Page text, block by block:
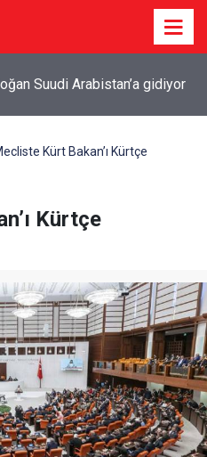
Suudi Arabistan’a gidiyor
Kürt Bakan’ı Kürtçe
Kürtçe